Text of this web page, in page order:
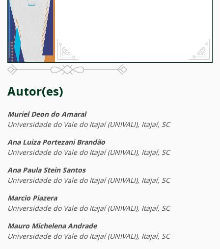
Autor(es)
Muriel Deon do Amaral
Universidade do Vale do Itajaí (UNIVALI), Itajaí, SC
Ana Luiza Portezani Brandão
Universidade do Vale do Itajaí (UNIVALI), Itajaí, SC
Ana Paula Stein Santos
Universidade do Vale do Itajaí (UNIVALI), Itajaí, SC
Marcio Piazera
Universidade do Vale do Itajaí (UNIVALI), Itajaí, SC
Mauro Michelena Andrade
Universidade do Vale do Itajaí (UNIVALI), Itajaí, SC